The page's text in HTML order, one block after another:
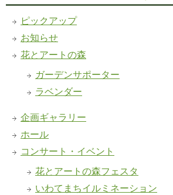
ピックアップ
お知らせ
花とアートの森
ガーデンサポーター
ラベンダー
企画ギャラリー
ホール
コンサート・イベント
花とアートの森フェスタ
いわてまちイルミネーション